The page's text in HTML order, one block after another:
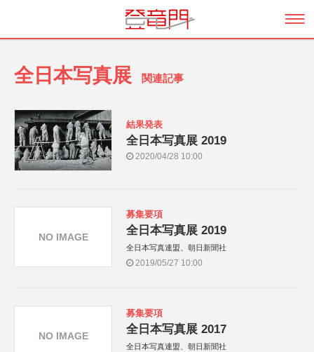
全日本写真展 関連記事
結果発表
全日本写真展 2019
2020/04/28 10:00
募集要項
全日本写真展 2019
全日本写真連盟、朝日新聞社
2019/05/27 10:00
NO IMAGE
募集要項
全日本写真展 2017
全日本写真連盟、朝日新聞社
NO IMAGE